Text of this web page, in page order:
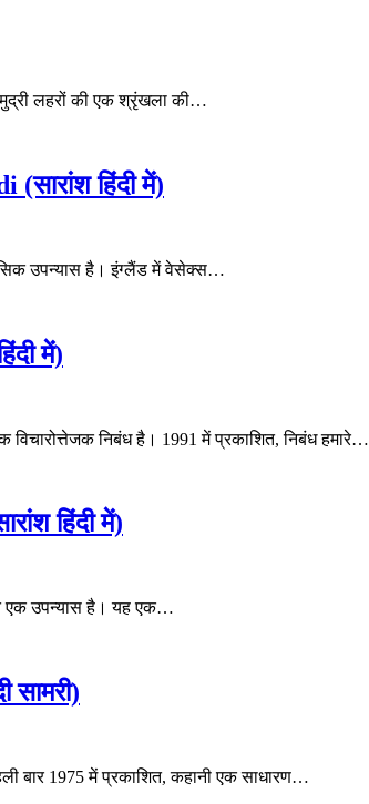
लहरों की एक श्रृंखला की…
हिंदी में)
उपन्यास है। इंग्लैंड में वेसेक्स…
में)
विचारोत्तेजक निबंध है। 1991 में प्रकाशित, निबंध हमारे…
हिंदी में)
एक उपन्यास है। यह एक…
बार 1975 में प्रकाशित, कहानी एक साधारण…